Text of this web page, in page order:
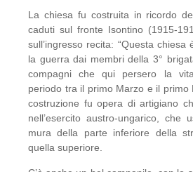
La chiesa fu costruita in ricordo
caduti sul fronte Isontino (1915-
sull’ingresso recita: “Questa
la guerra dai membri della 3°
compagni che qui persero la
periodo tra il primo Marzo e il primo
costruzione fu opera di artigiano
nell’esercito austro-ungarico, che
mura della parte inferiore della
quella superiore.